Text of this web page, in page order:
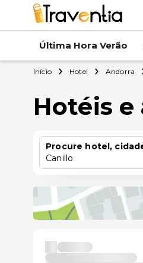
Última Hora Verão
Início Hotel Andorra
Hotéis
Procure hotel,
Canillo